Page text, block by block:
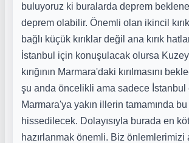
buluyoruz ki buralarda deprem
deprem olabilir. Önemli olan ikincil
bağlı küçük kırıklar değil ana kırık
İstanbul için konuşulacak olursa
kırığının Marmara'daki kırılmasını
şu anda öncelikli ama sadece İstanbul
Marmara'ya yakın illerin tamamında
hissedilecek. Dolayısıyla burada en
hazırlanmak önemli. Biz önlemlerimizi